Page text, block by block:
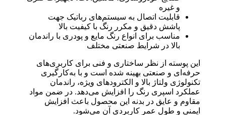
و غیره
قابلیت اتصال به سیستم‌های رباتیک جهت
پاشش دقیق و مکرر رنگ با کیفیت بالا
مناسب برای انواع رنگ مایع و پودری با راندمان
بالا در شرایط صنعتی مختلف
این پوسته از نظر ساختاری و فنی برای کاربری‌های
حرفه‌ای و صنعتی بهینه شده است و با به‌کارگیری
تکنولوژی ولتاژ بالا و الکترودهای ویژه، راندمان
عملکرد اسپری رنگ را افزایش می‌دهد. در ضمن مواد
مقاوم و عایق در بدنه این محصول باعث افزایش
ایمنی و طول عمر کاربردی آن می‌شود.